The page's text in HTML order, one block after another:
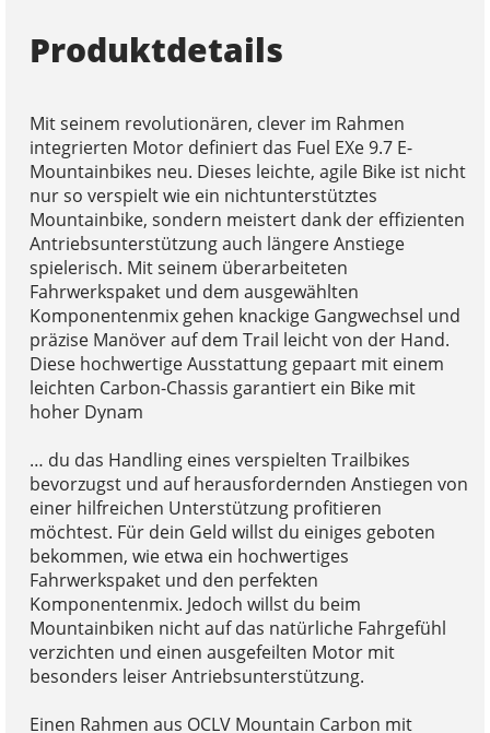
Produktdetails
Mit seinem revolutionären, clever im Rahmen
integrierten Motor definiert das Fuel EXe 9.7 E-
Mountainbikes neu. Dieses leichte, agile Bike ist nicht
nur so verspielt wie ein nichtunterstütztes
Mountainbike, sondern meistert dank der effizienten
Antriebsunterstützung auch längere Anstiege
spielerisch. Mit seinem überarbeiteten
Fahrwerkspaket und dem ausgewählten
Komponentenmix gehen knackige Gangwechsel und
präzise Manöver auf dem Trail leicht von der Hand.
Diese hochwertige Ausstattung gepaart mit einem
leichten Carbon-Chassis garantiert ein Bike mit
hoher Dynam
… du das Handling eines verspielten Trailbikes
bevorzugst und auf herausfordernden Anstiegen von
einer hilfreichen Unterstützung profitieren
möchtest. Für dein Geld willst du einiges geboten
bekommen, wie etwa ein hochwertiges
Fahrwerkspaket und den perfekten
Komponentenmix. Jedoch willst du beim
Mountainbiken nicht auf das natürliche Fahrgefühl
verzichten und einen ausgefeilten Motor mit
besonders leiser Antriebsunterstützung.
Einen Rahmen aus OCLV Mountain Carbon mit